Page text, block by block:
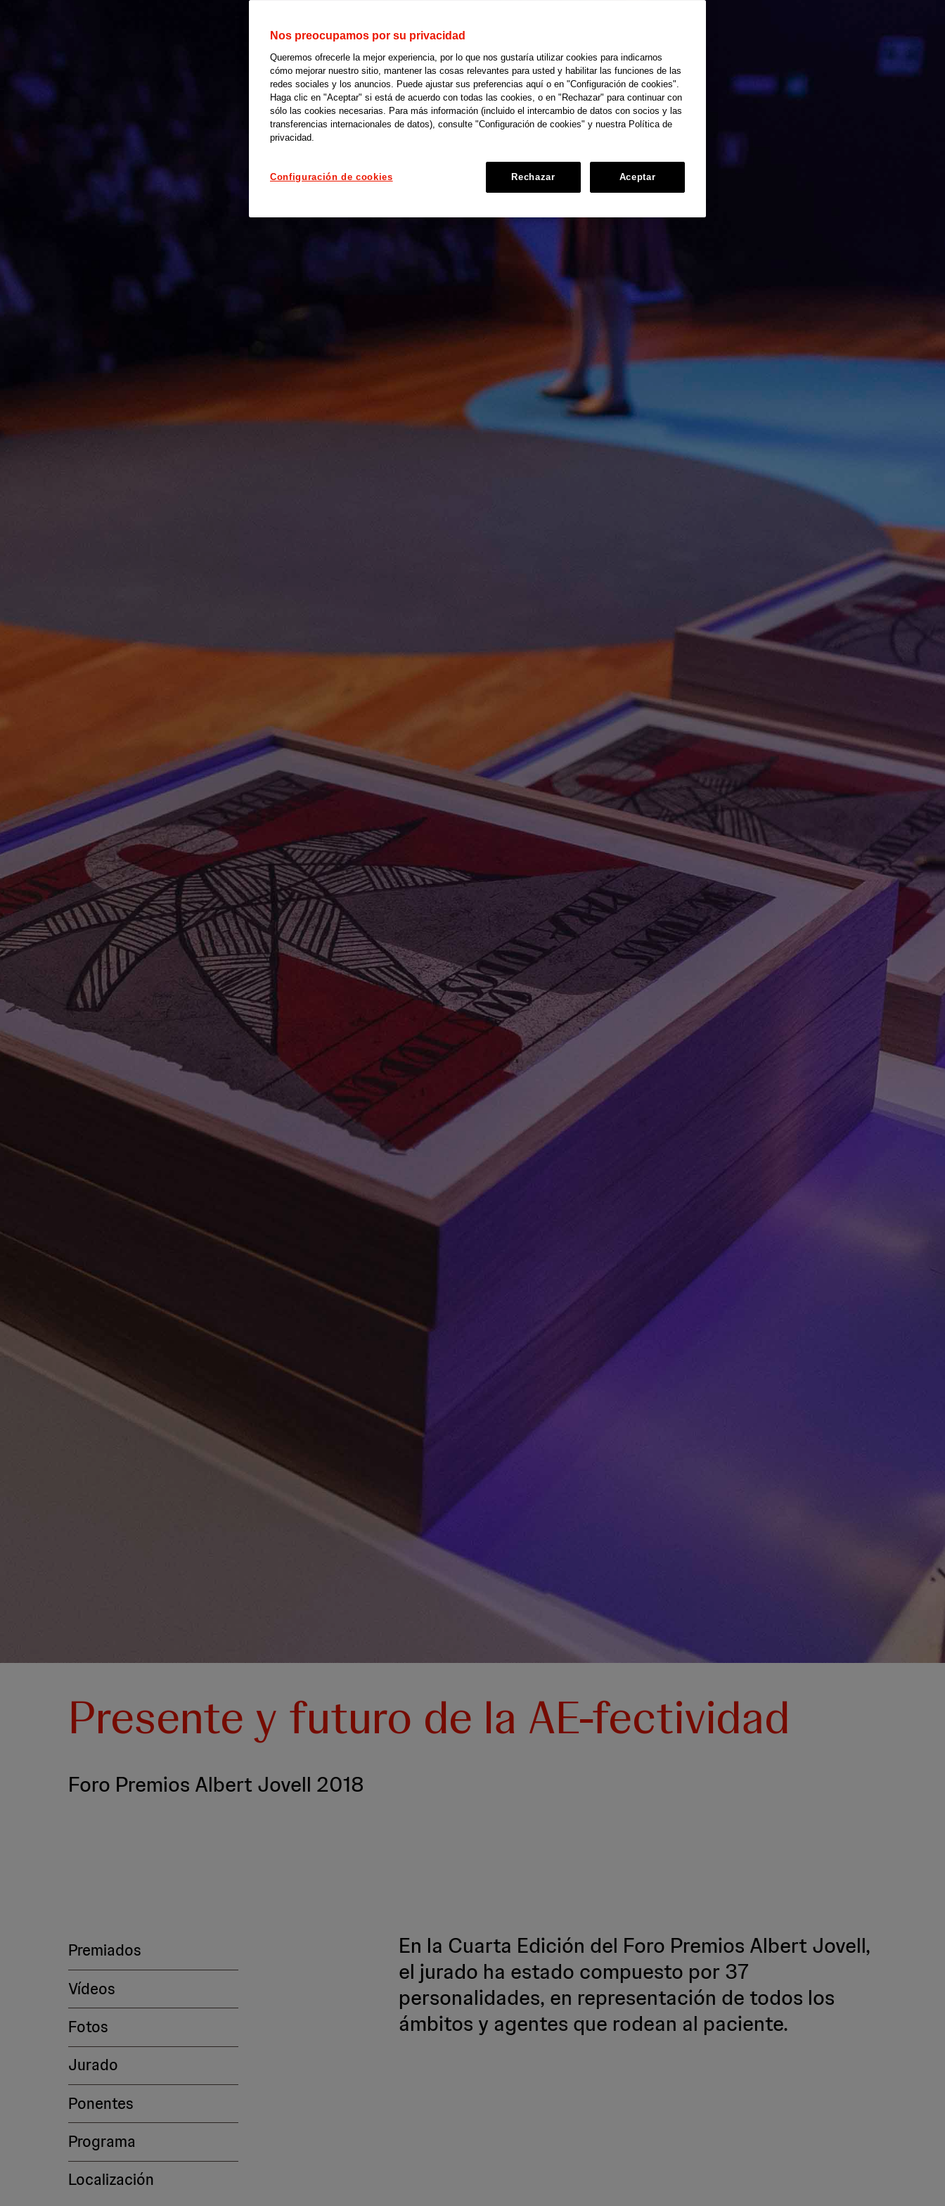
Presente y futuro de la AE-fectividad
Foro Premios Albert Jovell 2018
Premiados
Vídeos
Fotos
Jurado
Ponentes
Programa
Localización
En la Cuarta Edición del Foro Premios Albert Jovell,
el jurado ha estado compuesto por 37
personalidades, en representación de todos los
ámbitos y agentes que rodean al paciente.
Nos preocupamos por su privacidad
Queremos ofrecerle la mejor experiencia, por lo que nos gustaría utilizar cookies para indicarnos
cómo mejorar nuestro sitio, mantener las cosas relevantes para usted y habilitar las funciones de las
redes sociales y los anuncios. Puede ajustar sus preferencias aquí o en "Configuración de cookies".
Haga clic en "Aceptar" si está de acuerdo con todas las cookies, o en "Rechazar" para continuar con
sólo las cookies necesarias. Para más información (incluido el intercambio de datos con socios y las
transferencias internacionales de datos), consulte "Configuración de cookies" y nuestra Política de
privacidad.
Configuración de cookies Rechazar Aceptar